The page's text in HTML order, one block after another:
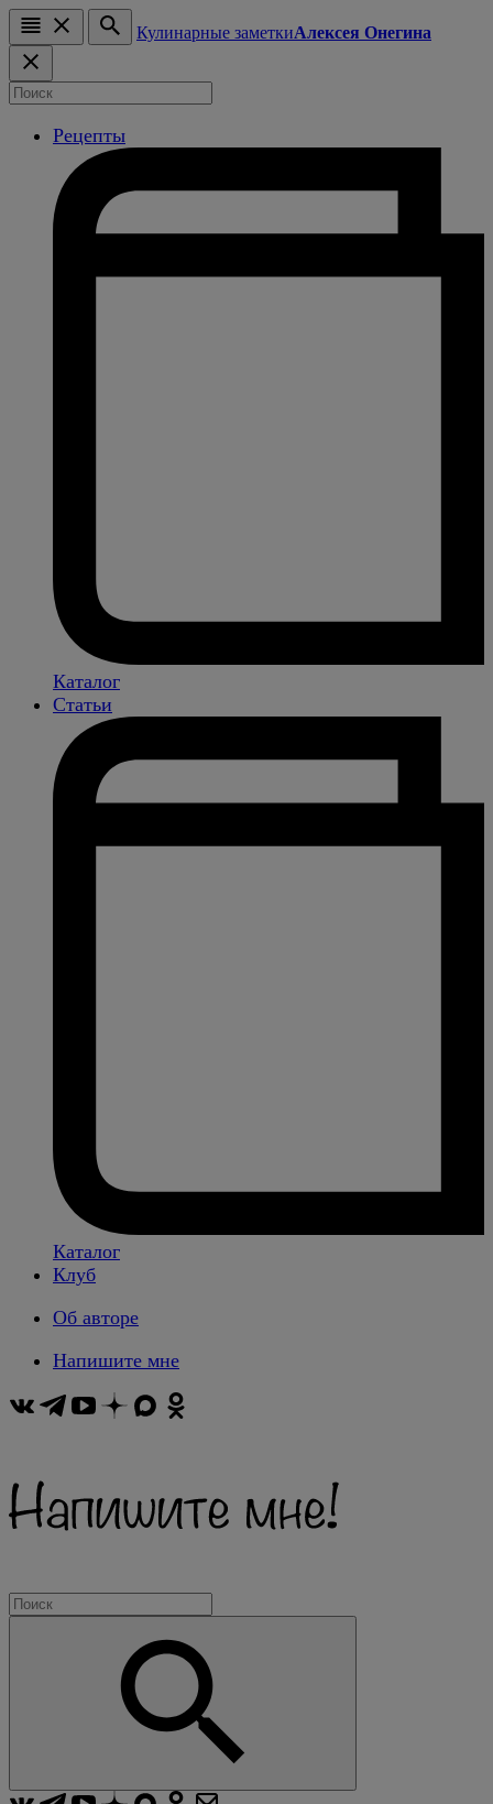
Кулинарные заметкиАлексея Онегина
Рецепты
Каталог
Статьи
Каталог
Клуб
Об авторе
Напишите мне